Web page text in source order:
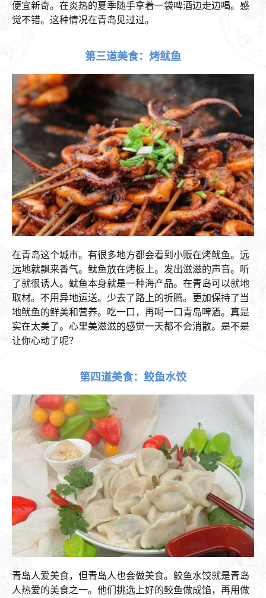
便宜新奇。在炎热的夏季随手拿着一袋啤酒边走边喝。感
觉不错。这种情况在青岛见过过。
第三道美食：烤鱿鱼
在青岛这个城市。有很多地方都会看到小贩在烤鱿鱼。远
远地就飘来香气。鱿鱼放在烤板上。发出滋滋的声音。听
了就很诱人。鱿鱼本身就是一种海产品。在青岛可以就地
取材。不用异地运送。少去了路上的折腾。更加保持了当
地鱿鱼的鲜美和营养。吃一口，再喝一口青岛啤酒。真是
实在太美了。心里美滋滋的感觉一天都不会消散。是不是
让你心动了呢？
第四道美食：鲛鱼水饺
青岛人爱美食，但青岛人也会做美食。鲛鱼水饺就是青岛
人热爱的美食之一。他们挑选上好的鲛鱼做成馅，再用做